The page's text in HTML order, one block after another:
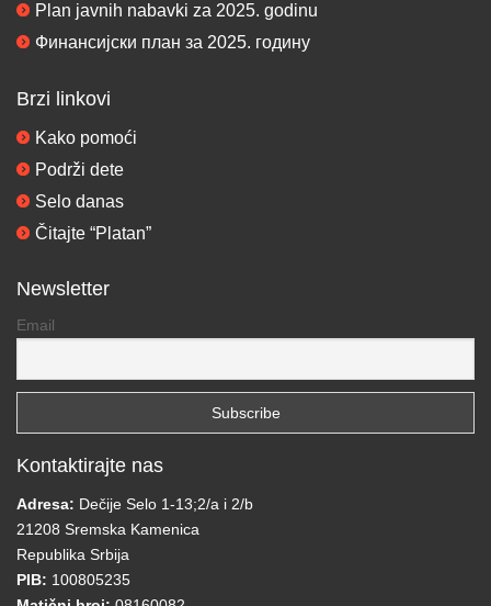
Plan javnih nabavki za 2025. godinu
Финансијски план за 2025. годину
Brzi linkovi
Kako pomoći
Podrži dete
Selo danas
Čitajte “Platan”
Newsletter
Email
Kontaktirajte nas
Adresa: Dečije Selo 1-13;2/a i 2/b
21208 Sremska Kamenica
Republika Srbija
PIB: 100805235